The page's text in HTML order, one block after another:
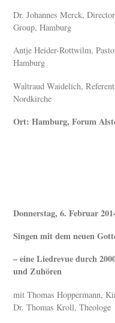
Dr. Johannes Merck,
Group, Hamburg
Antje Heider-Rottwilm,
Hamburg
Waltraud Waidelich,
Nordkirche
Ort: Hamburg, Forum
Donnerstag, 6. Februar
Singen mit dem neuen
– eine Liedrevue durch
und Zuhören
mit Thomas Hoppermann,
Dr. Thomas Kroll, Theologe